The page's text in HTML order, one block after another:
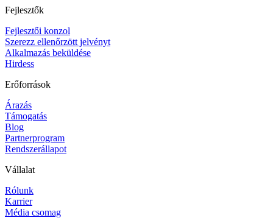
Fejlesztők
Fejlesztői konzol
Szerezz ellenőrzött jelvényt
Alkalmazás beküldése
Hirdess
Erőforrások
Árazás
Támogatás
Blog
Partnerprogram
Rendszerállapot
Vállalat
Rólunk
Karrier
Média csomag